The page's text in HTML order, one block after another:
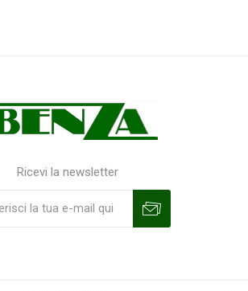
Ricevi la newsletter